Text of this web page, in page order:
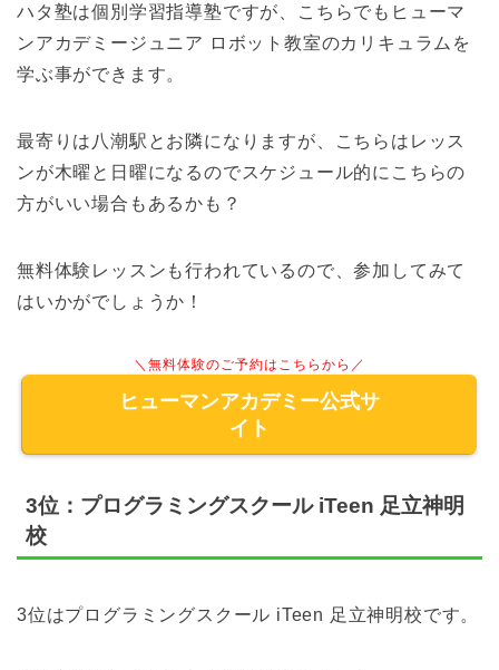
ハタ塾は個別学習指導塾ですが、こちらでもヒューマ
ンアカデミージュニア ロボット教室のカリキュラムを
学ぶ事ができます。
最寄りは八潮駅とお隣になりますが、こちらはレッス
ンが木曜と日曜になるのでスケジュール的にこちらの
方がいい場合もあるかも？
無料体験レッスンも行われているので、参加してみて
はいかがでしょうか！
＼無料体験のご予約はこちらから／
ヒューマンアカデミー公式サ
イト
3位：プログラミングスクール iTeen 足立神明
校
3位はプログラミングスクール iTeen 足立神明校です。